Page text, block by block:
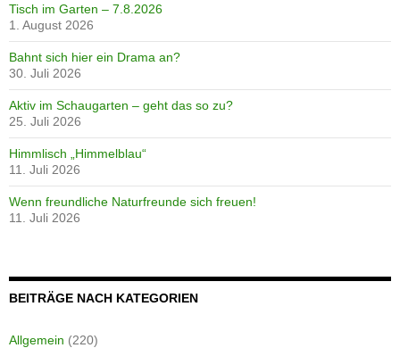
Tisch im Garten – 7.8.2026
1. August 2026
Bahnt sich hier ein Drama an?
30. Juli 2026
Aktiv im Schaugarten – geht das so zu?
25. Juli 2026
Himmlisch „Himmelblau“
11. Juli 2026
Wenn freundliche Naturfreunde sich freuen!
11. Juli 2026
BEITRÄGE NACH KATEGORIEN
Allgemein (220)